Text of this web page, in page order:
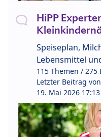
HiPP
Speiseplan,
Lebensmittel
115 Themen / 275
Letzter Beitrag von
19. Mai 2026 17:13